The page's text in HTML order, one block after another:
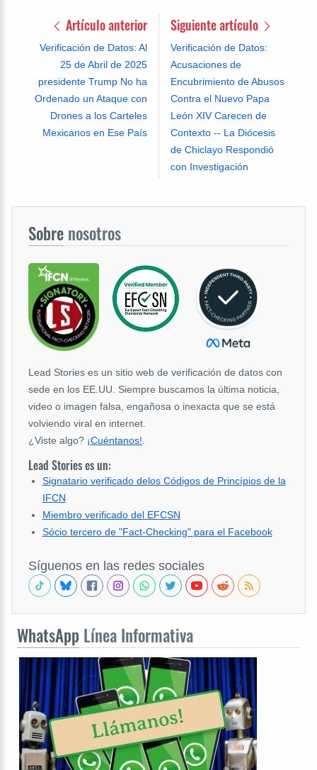
Artículo anterior
Verificación de Datos: Al
25 de Abril de 2025
presidente Trump No ha
Ordenado un Ataque con
Drones a los Carteles
Mexicanos en Ese Paí­s
Siguiente artículo
Verificación de Datos:
Acusaciones de
Encubrimiento de Abusos
Contra el Nuevo Papa
León XIV Carecen de
Contexto -- La Diócesis
de Chiclayo Respondió
con Investigación
Sobre nosotros
Lead Stories es un sitio web de verificación de datos con
sede en los EE.UU. Siempre buscamos la última noticia,
video o imagen falsa, engañosa o inexacta que se está
volviendo viral en internet.
¿Viste algo? ¡Cuéntanos!
Lead Stories es un:
Signatario verificado delos Códigos de Princípios de la
IFCN
Miembro verificado del EFCSN
Sócio tercero de "Fact-Checking" para el Facebook
Síguenos en las redes sociales
WhatsApp Línea Informativa